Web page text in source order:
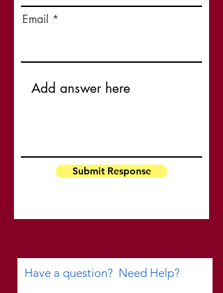
Email
Submit Response
Have a question? Need Help?